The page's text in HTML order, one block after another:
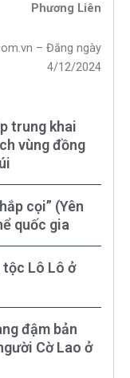
Phương Liên
– Đăng ngày
4/12/2024
trung khai
vùng đồng
cọi” (Yên
quốc gia
tộc Lô Lô ở
đậm bản
Cờ Lao ở